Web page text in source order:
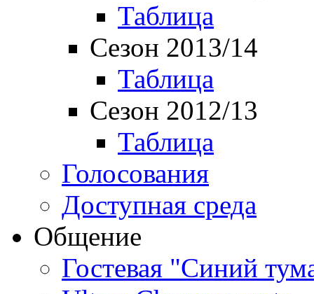
Таблица
Сезон 2013/14
Таблица
Сезон 2012/13
Таблица
Голосования
Доступная среда
Общение
Гостевая "Синий